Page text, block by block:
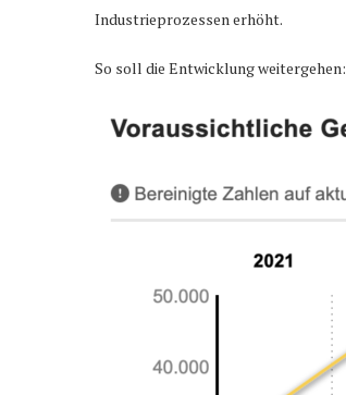
Industrieprozessen erhöht.
So soll die Entwicklung weitergehen: